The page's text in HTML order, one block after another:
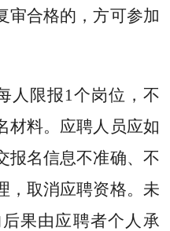
审合格的，方可参加
人限报 1个岗位，不
材料。应聘人员应如
报名信息不准确、不
，取消应聘资格。未
果由应聘者个人承